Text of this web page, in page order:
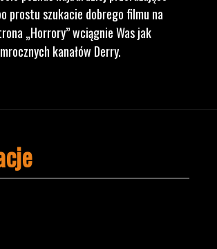
prostu szukacie dobrego filmu na
„Horrory” wciągnie Was jak
kanałów Derry.